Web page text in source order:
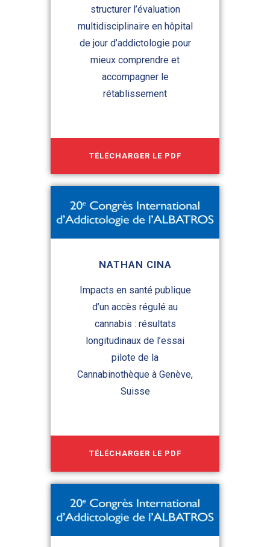
structurer l’évaluation
multidisciplinaire en hôpital
de jour d’addictologie pour
mieux comprendre et
accompagner le
rétablissement
TÉLÉCHARGER LE PDF
NATHAN CINA
Impacts en santé publique
d’un accès régulé au
cannabis : résultats
longitudinaux de l’essai
pilote de la
Cannabinothèque à Genève,
Suisse
TÉLÉCHARGER LE PDF